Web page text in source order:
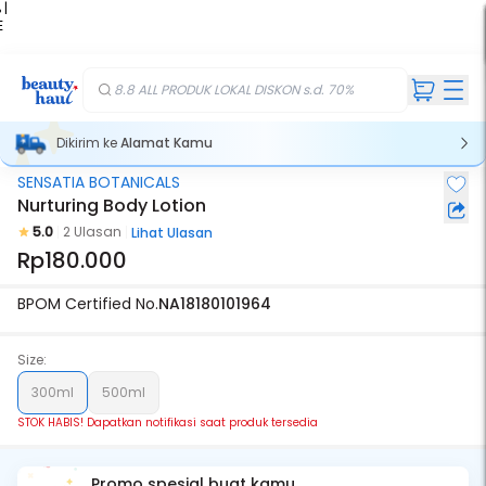
|
8.8 ALL PRODUK LOKAL DISKON s.d. 70%
Dikirim keAlamat Kamu
Stok Habis
SENSATIA BOTANICALS
Nurturing Body Lotion
5.0 2 Ulasan Lihat Ulasan
Rp180.000
BPOM Certified No.NA18180101964
Size:
300ml
500ml
STOK HABIS! Dapatkan notifikasi saat produk tersedia